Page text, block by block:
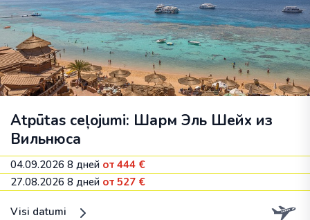
Atpūtas ceļojumi: Шарм Эль Шейх из
Вильнюса
04.09.2026 8 дней от 444 €
27.08.2026 8 дней от 527 €
Visi datumi